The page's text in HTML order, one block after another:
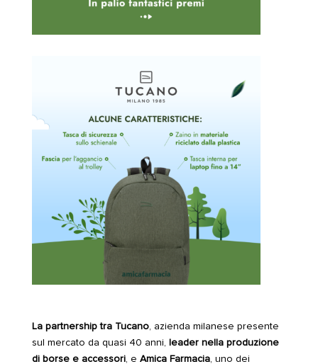
La partnership tra Tucano, azienda milanese presente
sul mercato da quasi 40 anni, leader nella produzione
di borse e accessori, e Amica Farmacia, uno dei